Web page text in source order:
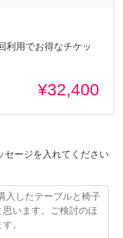
利用でお得なチケッ
¥32,400
セージを入れてください